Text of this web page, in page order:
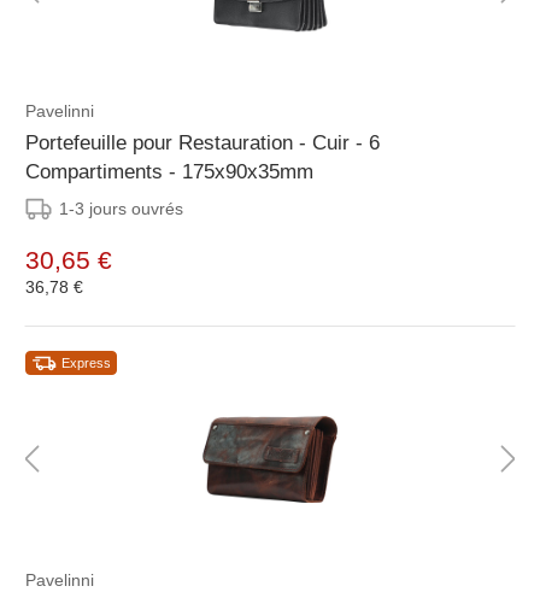
Pavelinni
Portefeuille pour Restauration - Cuir - 6
Compartiments - 175x90x35mm
1-3 jours ouvrés
30,65 €
36,78 €
Express
Pavelinni